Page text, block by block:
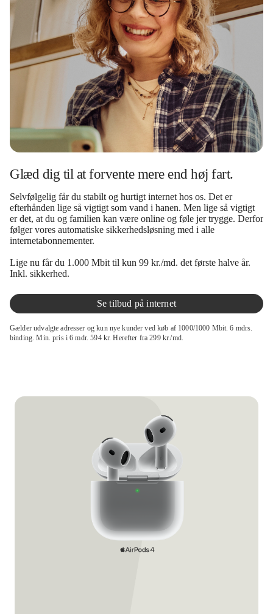
Glæd dig til at forvente mere end høj fart.
Selvfølgelig får du stabilt og hurtigt internet hos os. Det er
efterhånden lige så vigtigt som vand i hanen. Men lige så vigtigt
er det, at du og familien kan være online og føle jer trygge. Derfor
følger vores automatiske sikkerhedsløsning med i alle
internetabonnementer.
Lige nu får du 1.000 Mbit til kun 99 kr./md. det første halve år.
Inkl. sikkerhed.
Se tilbud på internet
Gælder udvalgte adresser og kun nye kunder ved køb af 1000/1000 Mbit. 6 mdrs.
binding. Min. pris i 6 mdr. 594 kr. Herefter fra 299 kr./md.